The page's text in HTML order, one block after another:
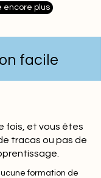
encore plus
facile
fois, et vous êtes
tracas ou pas de
formation de